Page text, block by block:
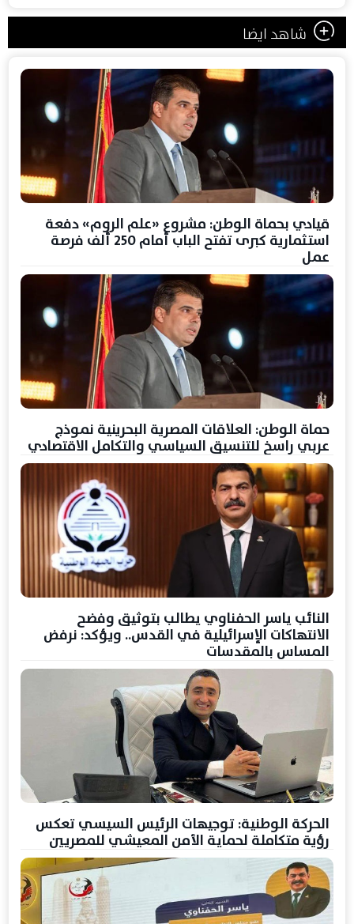
شاهد ايضا
قيادي بحماة الوطن: مشروع «علم الروم» دفعة
استثمارية كبرى تفتح الباب أمام 250 ألف فرصة
عمل
حماة الوطن: العلاقات المصرية البحرينية نموذج
عربي راسخ للتنسيق السياسي والتكامل الاقتصادي
النائب ياسر الحفناوي يطالب بتوثيق وفضح
الانتهاكات الإسرائيلية في القدس.. ويؤكد: نرفض
المساس بالمقدسات
الحركة الوطنية: توجيهات الرئيس السيسي تعكس
رؤية متكاملة لحماية الأمن المعيشي للمصريين